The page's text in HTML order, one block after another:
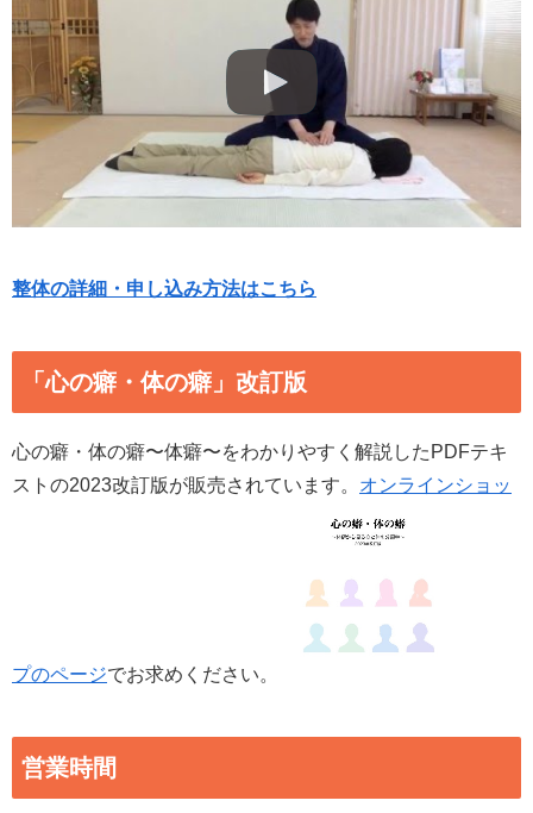
整体の詳細・申し込み方法はこちら
「心の癖・体の癖」改訂版
心の癖・体の癖〜体癖〜をわかりやすく解説したPDFテキ
ストの2023改訂版が販売されています。 オンラインショッ
プのページでお求めください。
営業時間